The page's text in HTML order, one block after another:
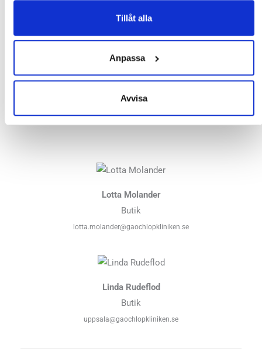
Tillåt alla
Anpassa
Avvisa
Butiken i Uppsala
Svårt att hitta skor som passar? Vi i butiken är experter på
behov. Självklart gör vi löpanalyser vid köp av löparskor. I
butiken provar vi även ut ortoser för kroppens olika leder.
Lotta Molander
Butik
lotta.molander@gaochlopkliniken.se
Linda Rudeflod
Butik
uppsala@gaochlopkliniken.se